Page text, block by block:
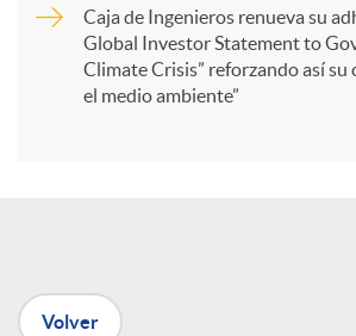
n
Caja de Ingenieros renueva su
Global Investor Statement to
Climate Crisis” reforzando así su
el medio ambiente”
Volver